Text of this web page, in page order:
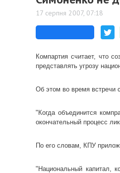
17 серпня 2007, 07:18
Компартия считает, что
представлять угрозу
Об этом во время встречи
"Когда объединится
окончательный процесс
По его словам, КПУ
"Национальный капитал,